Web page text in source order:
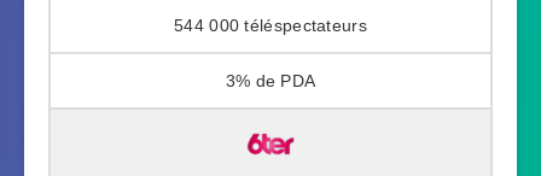
544 000
3%